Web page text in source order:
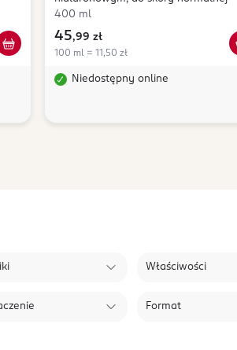
400 ml
45,99 zł
100 ml = 11,50 zł
Niedostępny online
Właściwości
Format